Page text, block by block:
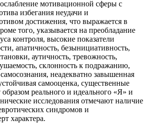
мотивационной сферы с
избегания неудачи и
достижения, что выражается в
того, указывается на преобладание
контроля, высокие показатели
апатичность, безынициативность,
аутичность, тревожность,
склонность к подражанию,
неадекватно завышенная
самооценка, существенные
реального и идеального «Я» и
исследования отмечают наличие
синдромов и
характера.